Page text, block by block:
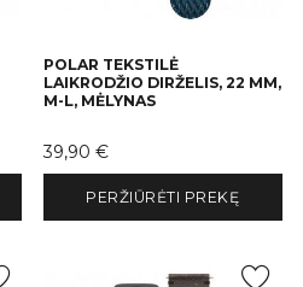
POLAR TEKSTILĖ
LAIKRODŽIO DIRŽELIS, 22 MM,
M-L, MĖLYNAS
Kaina
39,90 €
PERŽIŪRĖTI PREKĘ